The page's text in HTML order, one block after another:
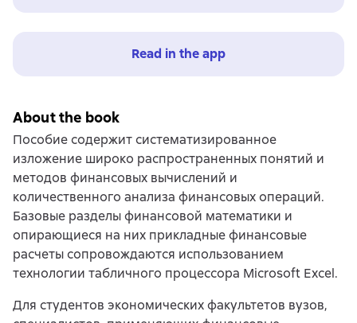
Read in the app
About the book
Пособие содержит систематизированное
изложение широко распространенных понятий и
методов финансовых вычислений и
количественного анализа финансовых операций.
Базовые разделы финансовой математики и
опирающиеся на них прикладные финансовые
расчеты сопровождаются использованием
технологии табличного процессора Microsoft Excel.
Для студентов экономических факультетов вузов,